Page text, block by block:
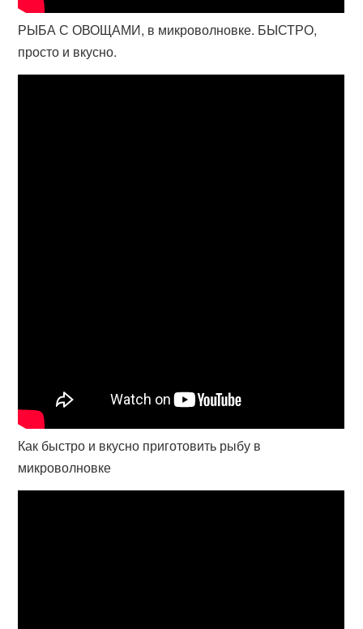
РЫБА С ОВОЩАМИ, в микроволновке. БЫСТРО,
просто и вкусно.
Как быстро и вкусно приготовить рыбу в
микроволновке